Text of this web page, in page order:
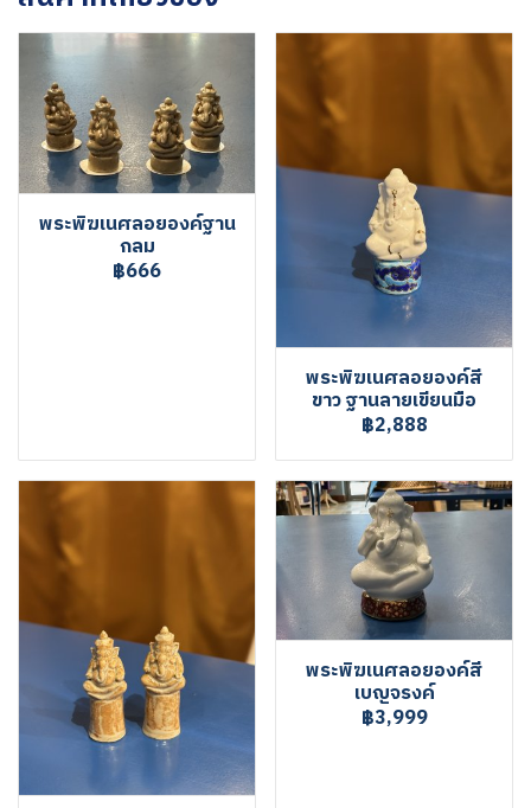
พระพิฆเนศลอยองค์ฐาน
กลม
฿666
พระพิฆเนศลอยองค์สี
ขาว ฐานลายเขียนมือ
฿2,888
พระพิฆเนศลอยองค์สี
เบญจรงค์
฿3,999